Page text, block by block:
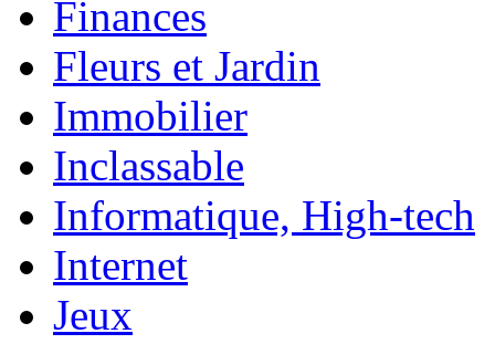
Finances
Fleurs et Jardin
Immobilier
Inclassable
Informatique, High-tech
Internet
Jeux